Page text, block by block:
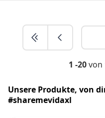
1 -20von
Unsere Produkte, von
#sharemevidaxl